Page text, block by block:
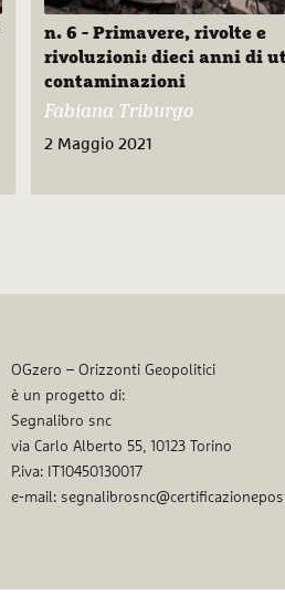
n. 6 - Primavere, rivolte e
rivoluzioni: dieci anni di
contaminazioni
Fabiana Triburgo
2 Maggio 2021
OGzero – Orizzonti Geopolitici
è un progetto di:
Segnalibro snc
via Carlo Alberto 55, 10123 Torino
P.iva: IT10450130017
e-mail: